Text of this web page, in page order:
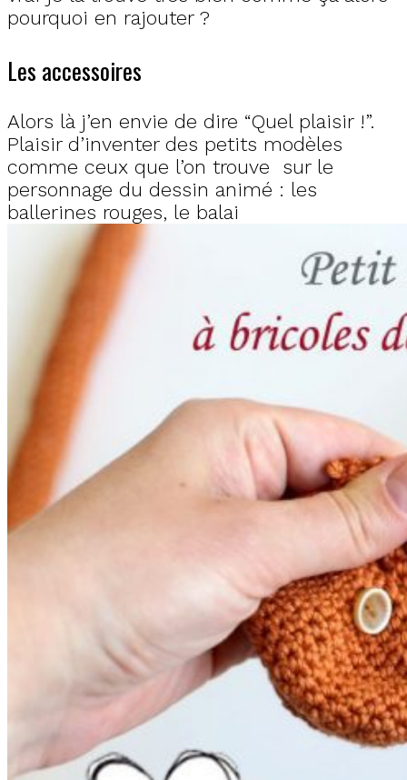
pourquoi en rajouter ?
Les accessoires
Alors là j’en envie de dire “Quel plaisir !”.
Plaisir d’inventer des petits modèles
comme ceux que l’on trouve sur le
personnage du dessin animé : les
ballerines rouges, le balai